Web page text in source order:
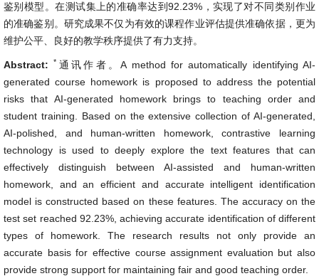
鉴别模型。在测试集上的准确率达到92.23%，实现了对不同类别作业
的准确鉴别。研究成果不仅为有效的课程作业评估提供准确依据，更为
维护公平、良好的教学秩序提供了有力支持。
Abstract:* 通讯作者。A method for automatically identifying AI-
generated course homework is proposed to address the potential
risks that AI-generated homework brings to teaching order and
student training. Based on the extensive collection of AI-generated,
AI-polished, and human-written homework, contrastive learning
technology is used to deeply explore the text features that can
effectively distinguish between AI-assisted and human-written
homework, and an efficient and accurate intelligent identification
model is constructed based on these features. The accuracy on the
test set reached 92.23%, achieving accurate identification of different
types of homework. The research results not only provide an
accurate basis for effective course assignment evaluation but also
provide strong support for maintaining fair and good teaching order.